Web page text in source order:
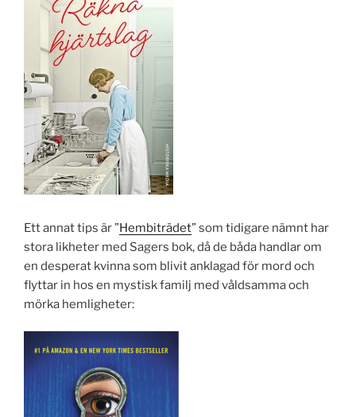
Ett annat tips är ”Hembiträdet” som tidigare nämnt har
stora likheter med Sagers bok, då de båda handlar om
en desperat kvinna som blivit anklagad för mord och
flyttar in hos en mystisk familj med våldsamma och
mörka hemligheter: